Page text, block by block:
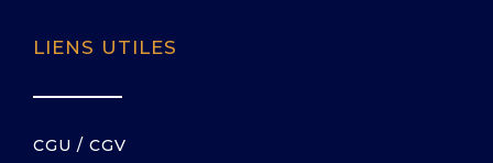
LIENS UTILES
CGU / CGV